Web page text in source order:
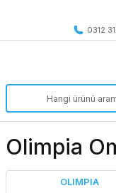
0312
Olimpia
OLIMPIA